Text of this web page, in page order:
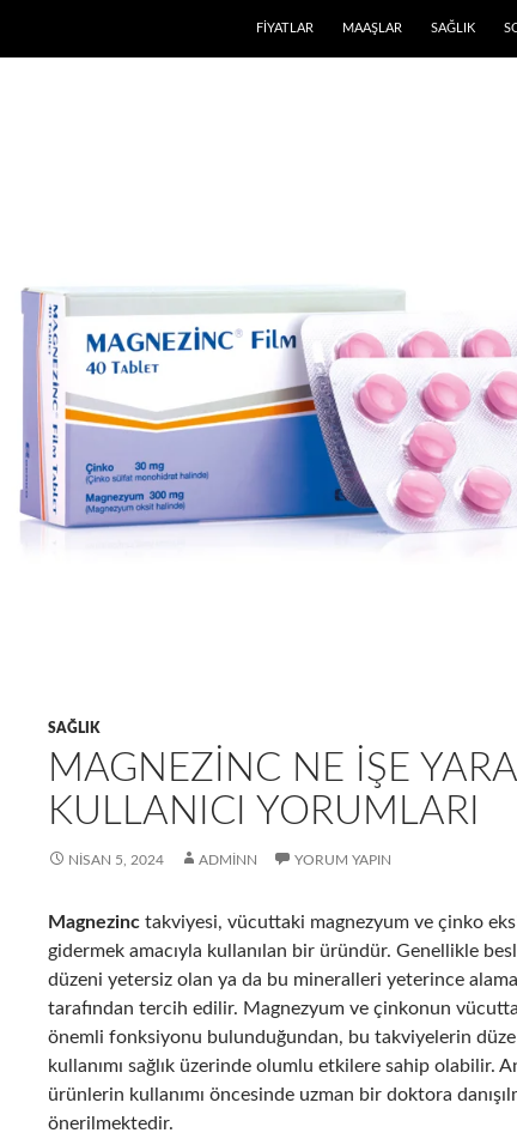
FIYATLAR MAAŞLAR SAĞLIK
SAĞLIK
MAGNEZINC NE İŞE
KULLANICI YORUMLARI
NISAN 5, 2024 ADMINN YORUM YAPIN
Magnezinc takviyesi, vücuttaki magnezyum ve çinko
gidermek amacıyla kullanılan bir üründür. Genellikle
düzeni yetersiz olan ya da bu mineralleri yeterince
tarafından tercih edilir. Magnezyum ve çinkonun
önemli fonksiyonu bulunduğundan, bu takviyelerin
kullanımı sağlık üzerinde olumlu etkilere sahip olabilir.
ürünlerin kullanımı öncesinde uzman bir doktora
önerilmektedir.